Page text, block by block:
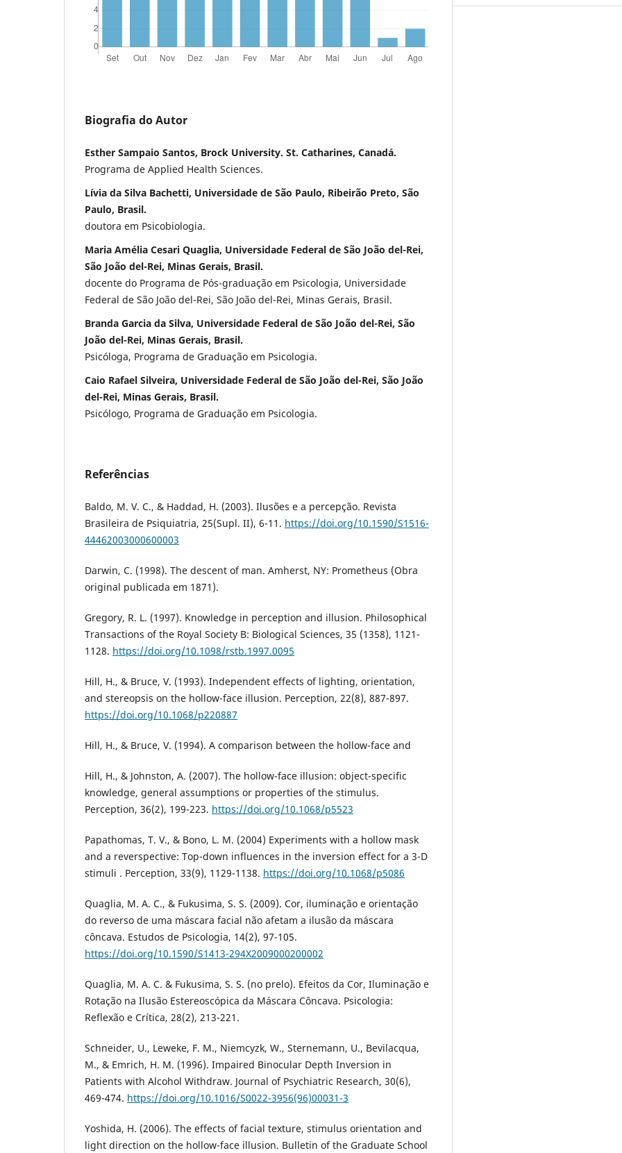
Biografia do Autor
Esther Sampaio Santos, Brock University. St. Catharines, Canadá.
Programa de Applied Health Sciences.
Lívia da Silva Bachetti, Universidade de São Paulo, Ribeirão Preto, São
Paulo, Brasil.
doutora em Psicobiologia.
Maria Amélia Cesari Quaglia, Universidade Federal de São João del-Rei,
São João del-Rei, Minas Gerais, Brasil.
docente do Programa de Pós-graduação em Psicologia, Universidade
Federal de São João del-Rei, São João del-Rei, Minas Gerais, Brasil.
Branda Garcia da Silva, Universidade Federal de São João del-Rei, São
João del-Rei, Minas Gerais, Brasil.
Psicóloga, Programa de Graduação em Psicologia.
Caio Rafael Silveira, Universidade Federal de São João del-Rei, São João
del-Rei, Minas Gerais, Brasil.
Psicólogo, Programa de Graduação em Psicologia.
Referências
Baldo, M. V. C., & Haddad, H. (2003). Ilusões e a percepção. Revista
Brasileira de Psiquiatria, 25(Supl. II), 6-11. https://doi.org/10.1590/S1516-
44462003000600003
Darwin, C. (1998). The descent of man. Amherst, NY: Prometheus (Obra
original publicada em 1871).
Gregory, R. L. (1997). Knowledge in perception and illusion. Philosophical
Transactions of the Royal Society B: Biological Sciences, 35 (1358), 1121-
1128. https://doi.org/10.1098/rstb.1997.0095
Hill, H., & Bruce, V. (1993). Independent effects of lighting, orientation,
and stereopsis on the hollow-face illusion. Perception, 22(8), 887-897.
https://doi.org/10.1068/p220887
Hill, H., & Bruce, V. (1994). A comparison between the hollow-face and
Hill, H., & Johnston, A. (2007). The hollow-face illusion: object-specific
knowledge, general assumptions or properties of the stimulus.
Perception, 36(2), 199-223. https://doi.org/10.1068/p5523
Papathomas, T. V., & Bono, L. M. (2004) Experiments with a hollow mask
and a reverspective: Top-down influences in the inversion effect for a 3-D
stimuli . Perception, 33(9), 1129-1138. https://doi.org/10.1068/p5086
Quaglia, M. A. C., & Fukusima, S. S. (2009). Cor, iluminação e orientação
do reverso de uma máscara facial não afetam a ilusão da máscara
côncava. Estudos de Psicologia, 14(2), 97-105.
https://doi.org/10.1590/S1413-294X2009000200002
Quaglia, M. A. C. & Fukusima, S. S. (no prelo). Efeitos da Cor, Iluminação e
Rotação na Ilusão Estereoscópica da Máscara Côncava. Psicologia:
Reflexão e Crítica, 28(2), 213-221.
Schneider, U., Leweke, F. M., Niemcyzk, W., Sternemann, U., Bevilacqua,
M., & Emrich, H. M. (1996). Impaired Binocular Depth Inversion in
Patients with Alcohol Withdraw. Journal of Psychiatric Research, 30(6),
469-474. https://doi.org/10.1016/S0022-3956(96)00031-3
Yoshida, H. (2006). The effects of facial texture, stimulus orientation and
light direction on the hollow-face illusion. Bulletin of the Graduate School